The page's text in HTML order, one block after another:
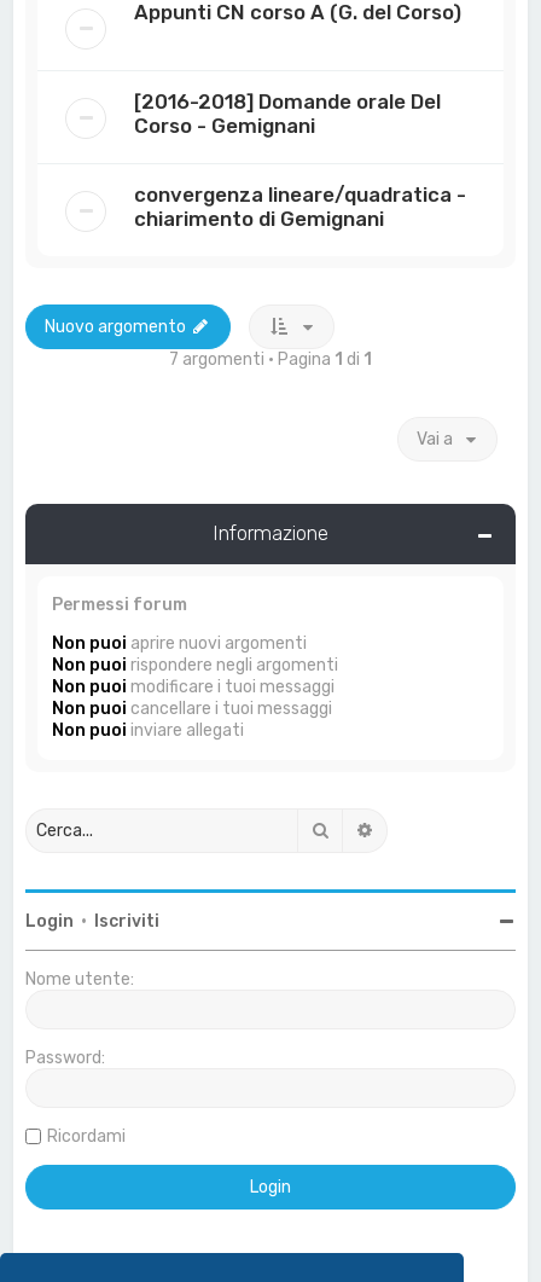
Appunti CN corso A (G. del Corso)
[2016-2018] Domande orale Del
Corso - Gemignani
convergenza lineare/quadratica -
chiarimento di Gemignani
Nuovo argomento
7 argomenti • Pagina 1 di 1
Vai a
Informazione
Permessi forum
Non puoi aprire nuovi argomenti
Non puoi rispondere negli argomenti
Non puoi modificare i tuoi messaggi
Non puoi cancellare i tuoi messaggi
Non puoi inviare allegati
Cerca
Login • Iscriviti
Nome utente:
Password:
Ricordami